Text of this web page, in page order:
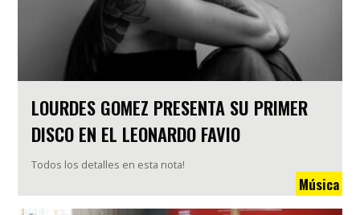
LOURDES GOMEZ PRESENTA SU PRIMER
DISCO EN EL LEONARDO FAVIO
Todos los detalles en esta nota!
Música